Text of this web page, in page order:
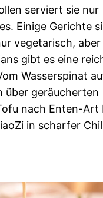
serviert sie nur
Einige Gerichte
vegetarisch, aber
gibt es eine
Wasserspinat
über geräucherten
nach Enten-Art
in scharfer